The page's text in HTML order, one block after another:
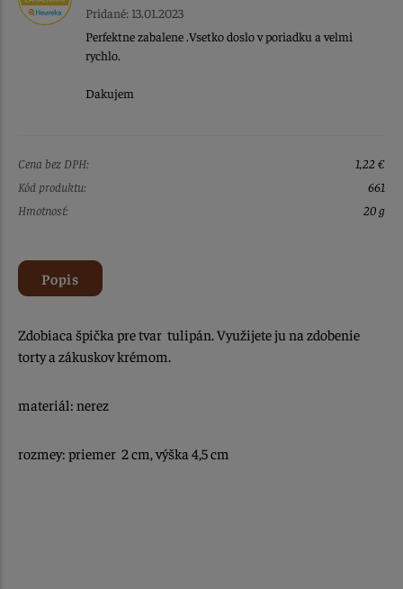
Pridané: 13.01.2023
Perfektne zabalene .Vsetko doslo v poriadku a velmi
rychlo.
Dakujem
Cena bez DPH:
1,22 €
Kód produktu:
661
Hmotnosť:
20 g
Popis
Zdobiaca špička pre tvar tulipán. Využijete ju na zdobenie
torty a zákuskov krémom.
materiál: nerez
rozmey: priemer 2 cm, výška 4,5 cm